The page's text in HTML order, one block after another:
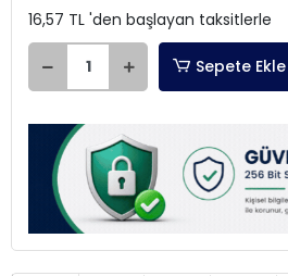
16,57 TL 'den başlayan taksitlerle
Sepete Ekle